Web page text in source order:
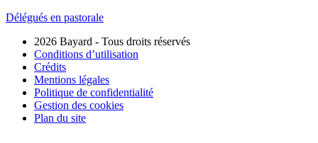
Délégués en pastorale
2026 Bayard - Tous droits réservés
Conditions d’utilisation
Crédits
Mentions légales
Politique de confidentialité
Gestion des cookies
Plan du site